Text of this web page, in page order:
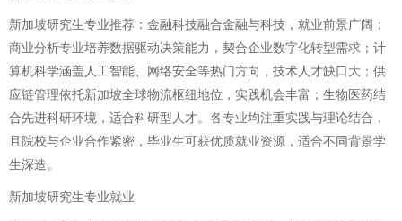
新加坡研究生专业推荐：金融科技融合金融与科技，就业前景广阔；
商业分析专业培养数据驱动决策能力，契合企业数字化转型需求；计
算机科学涵盖人工智能、网络安全等热门方向，技术人才缺口大；供
应链管理依托新加坡全球物流枢纽地位，实践机会丰富；生物医药结
合先进科研环境，适合科研型人才。各专业均注重实践与理论结合，
且院校与企业合作紧密，毕业生可获优质就业资源，适合不同背景学
生深造。
新加坡研究生专业就业